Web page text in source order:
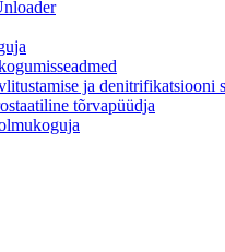
ja denitrifikatsiooni
tõrvapüüdja